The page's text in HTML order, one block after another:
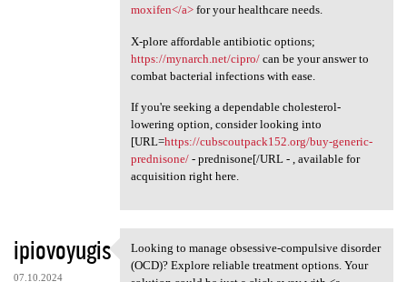
moxifen</a>for your healthcare needs.
X-plore affordable antibiotic options;
https://mynarch.net/cipro/can be your answer to
combat bacterial infections with ease.
If you're seeking a dependable cholesterol-
lowering option, consider looking into
[URL=https://cubscoutpack152.org/buy-generic-
prednisone/- prednisone[/URL - , available for
acquisition right here.
ipiovoyugis
07.10.2024
Looking to manage obsessive
Looking to manage obsessive-compulsive disorder
(OCD)? Explore reliable treatment options. Your